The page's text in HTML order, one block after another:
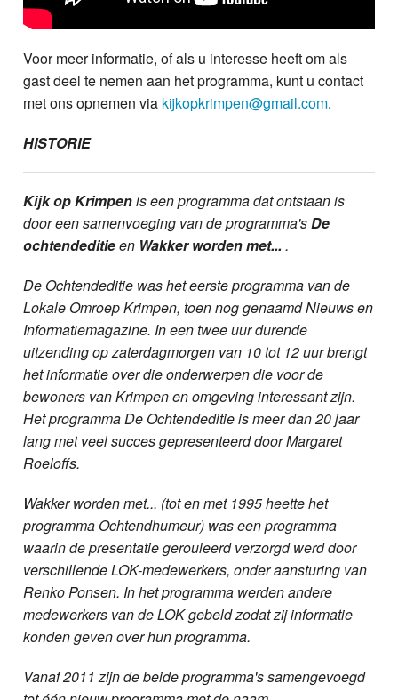
Voor meer informatie, of als u interesse heeft om als
gast deel te nemen aan het programma, kunt u contact
met ons opnemen via kijkopkrimpen@gmail.com.
HISTORIE
Kijk op Krimpenis een programma dat ontstaan is
door een samenvoeging van de programma'sDe
ochtendeditieen Wakker worden met... .
De Ochtendeditie was het eerste programma van de
Lokale Omroep Krimpen, toen nog genaamd Nieuws en
Informatiemagazine. In een twee uur durende
uitzending op zaterdagmorgen van 10 tot 12 uur brengt
het informatie over die onderwerpen die voor de
bewoners van Krimpen en omgeving interessant zijn.
Het programma De Ochtendeditie is meer dan 20 jaar
lang met veel succes gepresenteerd door Margaret
Roeloffs.
Wakker worden met... (tot en met 1995 heette het
programma Ochtendhumeur) was een programma
waarin de presentatie gerouleerd verzorgd werd door
verschillende LOK-medewerkers, onder aansturing van
Renko Ponsen. In het programma werden andere
medewerkers van de LOK gebeld zodat zij informatie
konden geven over hun programma.
Vanaf 2011 zijn de beide programma's samengevoegd